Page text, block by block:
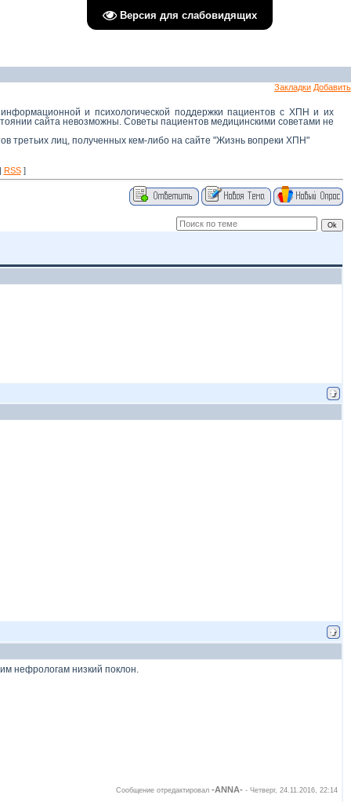
Версия для слабовидящих
Закладки Добавить
и психологической поддержки пациентов с ХПН и их
сайта невозможны. Советы пациентов медицинскими советами не
третьих лиц, полученных кем-либо на сайте "Жизнь вопреки ХПН"
RSS]
нефрологам низкий поклон.
Сообщение отредактировал -ANNA- - Четверг, 24.11.2016, 22:14